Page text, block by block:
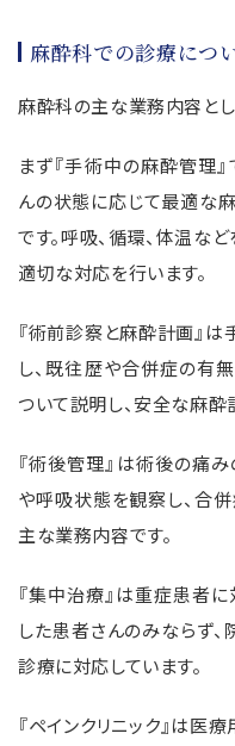
麻酔科での診療につ
麻酔科の主な業務内容とし
まず『手術中の麻酔管理
んの状態に応じて最適な
です。呼吸、循環、体温な
適切な対応を行います。
『術前診察と麻酔計画』
し、既往歴や合併症の有
ついて説明し、安全な麻酔
『術後管理』は術後の痛
や呼吸状態を観察し、合
主な業務内容です。
『集中治療』は重症患者
した患者さんのみならず
診療に対応しています。
『ペインクリニック』は医